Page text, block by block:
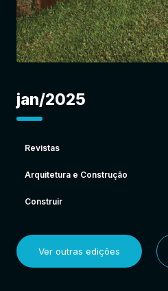
jan/2025
Revistas
Arquitetura e Construção
Construir
Ver outras edições